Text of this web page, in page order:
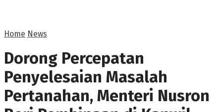
Home News
Dorong Percepatan
Penyelesaian Masalah
Pertanahan, Menteri Nusron